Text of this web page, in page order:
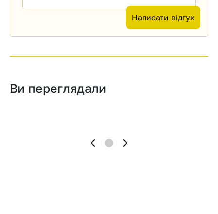
Написати відгук
Ви переглядали